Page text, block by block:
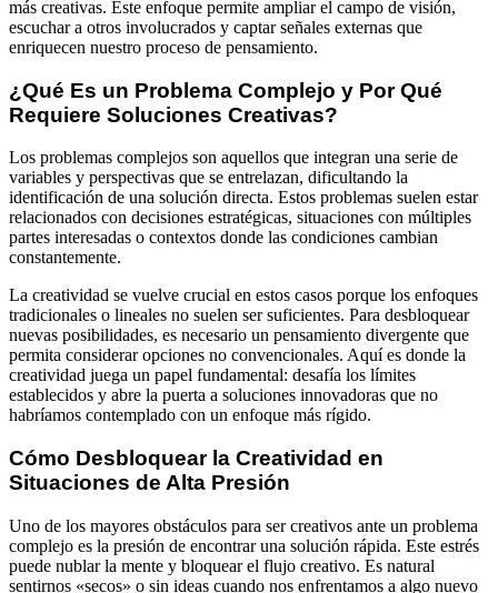
más creativas. Este enfoque permite ampliar el campo de visión,
escuchar a otros involucrados y captar señales externas que
enriquecen nuestro proceso de pensamiento.
¿Qué Es un Problema Complejo y Por Qué
Requiere Soluciones Creativas?
Los problemas complejos son aquellos que integran una serie de
variables y perspectivas que se entrelazan, dificultando la
identificación de una solución directa. Estos problemas suelen estar
relacionados con decisiones estratégicas, situaciones con múltiples
partes interesadas o contextos donde las condiciones cambian
constantemente.
La creatividad se vuelve crucial en estos casos porque los enfoques
tradicionales o lineales no suelen ser suficientes. Para desbloquear
nuevas posibilidades, es necesario un pensamiento divergente que
permita considerar opciones no convencionales. Aquí es donde la
creatividad juega un papel fundamental: desafía los límites
establecidos y abre la puerta a soluciones innovadoras que no
habríamos contemplado con un enfoque más rígido.
Cómo Desbloquear la Creatividad en
Situaciones de Alta Presión
Uno de los mayores obstáculos para ser creativos ante un problema
complejo es la presión de encontrar una solución rápida. Este estrés
puede nublar la mente y bloquear el flujo creativo. Es natural
sentirnos «secos» o sin ideas cuando nos enfrentamos a algo nuevo